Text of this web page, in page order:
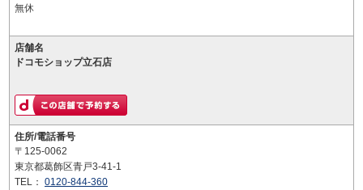
無休
店舗名
ドコモショップ立石店
住所/電話番号
〒125-0062
東京都葛飾区青戸3-41-1
TEL： 0120-844-360